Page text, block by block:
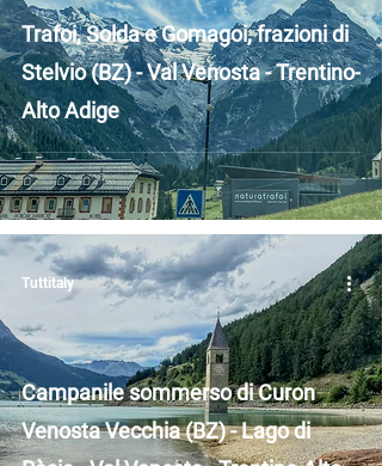
Trafoi, Solda e Gomagoi, frazioni di
Stelvio (BZ) - Val Venosta - Trentino-
Alto Adige
Campanile sommerso di Curon
Venosta Vecchia (BZ) - Lago di
Tuttitaly